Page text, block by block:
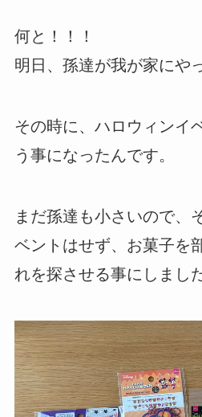
何と！！！
明日、孫達が我が家にや
その時に、ハロウィンイ
う事になったんです。
まだ孫達も小さいので、
ベントはせず、お菓子を
れを探させる事にしました